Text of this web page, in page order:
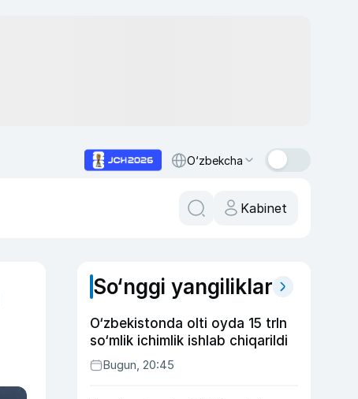
O‘zbekcha
Kabinet
So‘nggi yangiliklar
O‘zbekistonda olti oyda 15 trln
so‘mlik ichimlik ishlab chiqarildi
Bugun, 20:45